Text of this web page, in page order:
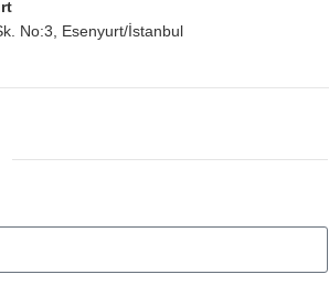
No:3, Esenyurt/İstanbul